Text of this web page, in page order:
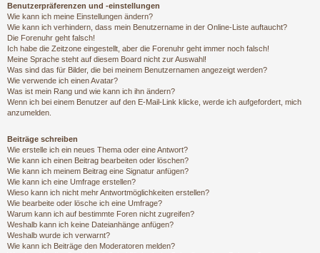
Benutzerpräferenzen und -einstellungen
Wie kann ich meine Einstellungen ändern?
Wie kann ich verhindern, dass mein Benutzername in der Online-Liste auftaucht?
Die Forenuhr geht falsch!
Ich habe die Zeitzone eingestellt, aber die Forenuhr geht immer noch falsch!
Meine Sprache steht auf diesem Board nicht zur Auswahl!
Was sind das für Bilder, die bei meinem Benutzernamen angezeigt werden?
Wie verwende ich einen Avatar?
Was ist mein Rang und wie kann ich ihn ändern?
Wenn ich bei einem Benutzer auf den E-Mail-Link klicke, werde ich aufgefordert, mich
anzumelden.
Beiträge schreiben
Wie erstelle ich ein neues Thema oder eine Antwort?
Wie kann ich einen Beitrag bearbeiten oder löschen?
Wie kann ich meinem Beitrag eine Signatur anfügen?
Wie kann ich eine Umfrage erstellen?
Wieso kann ich nicht mehr Antwortmöglichkeiten erstellen?
Wie bearbeite oder lösche ich eine Umfrage?
Warum kann ich auf bestimmte Foren nicht zugreifen?
Weshalb kann ich keine Dateianhänge anfügen?
Weshalb wurde ich verwarnt?
Wie kann ich Beiträge den Moderatoren melden?